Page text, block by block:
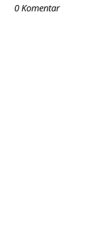
0 Komentar